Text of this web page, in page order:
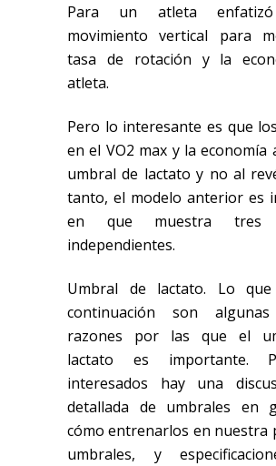
Para un atleta
movimiento vertical para
tasa de rotación y la
atleta.
Pero lo interesante es que
en el VO2 max y la economía
umbral de lactato y no al
tanto, el modelo anterior es
en que muestra tres
independientes.
Umbral de lactato. Lo
continuación son
razones por las que el
lactato es importante.
interesados hay una
detallada de umbrales en
cómo entrenarlos en nuestra
umbrales, y